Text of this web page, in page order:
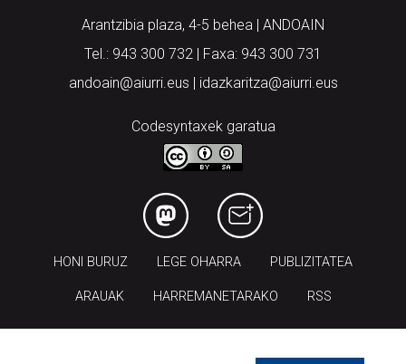
Arantzibia plaza, 4-5 behea | ANDOAIN
Tel.: 943 300 732 | Faxa: 943 300 731
andoain@aiurri.eus | idazkaritza@aiurri.eus
Codesyntaxek garatua
HONI BURUZ LEGE OHARRA PUBLIZITATEA
ARAUAK HARREMANETARAKO RSS